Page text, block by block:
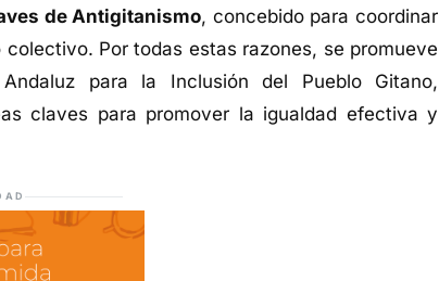
de Antigitanismo, concebido para coordinar
Por todas estas razones, se promueve
para la Inclusión del Pueblo Gitano,
claves para promover la igualdad efectiva y